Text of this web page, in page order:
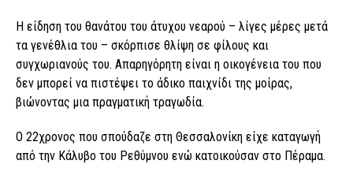
Η είδηση του θανάτου του άτυχου νεαρού – λίγες μέρες μετά
τα γενέθλια του – σκόρπισε θλίψη σε φίλους και
συγχωριανούς του. Απαρηγόρητη είναι η οικογένεια του που
δεν μπορεί να πιστέψει το άδικο παιχνίδι της μοίρας,
βιώνοντας μια πραγματική τραγωδία.
Ο 22χρονος που σπούδαζε στη Θεσσαλονίκη είχε καταγωγή
από την Κάλυβο του Ρεθύμνου ενώ κατοικούσαν στο Πέραμα.